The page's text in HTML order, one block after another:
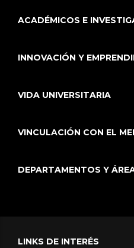
ACADÉMICOS E
INNOVACIÓN Y
VIDA UNIVERSITARIA
VINCULACIÓN CON EL
DEPARTAMENTOS Y
LINKS DE INTERÉS